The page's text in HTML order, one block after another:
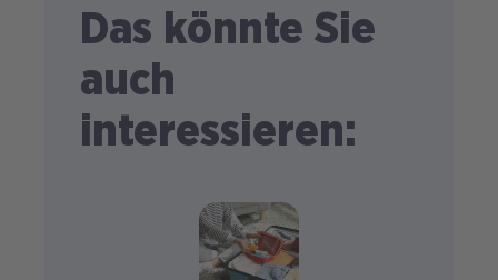
Das könnte Sie
auch
interessieren: